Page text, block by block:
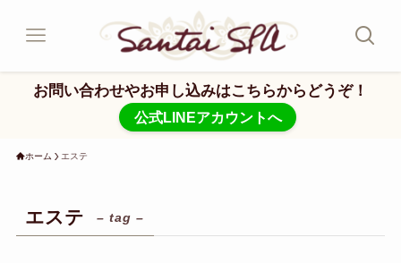
お問い合わせやお申し込みはこちらからどうぞ！
公式LINEアカウントへ
ホーム エステ
エステ – tag –